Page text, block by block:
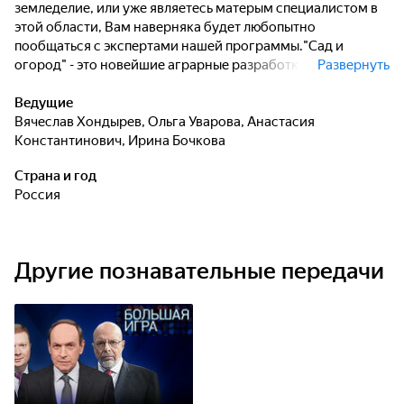
земледелие, или уже являетесь матерым специалистом в
этой области, Вам наверняка будет любопытно
пообщаться с экспертами нашей программы."Сад и
огород" - это новейшие аграрные разработки и
хитрые методы, для успешного земледелия! "Сад и
огород" - актуален круглый год!
Развернуть
Ведущие
Вячеслав Хондырев, Ольга Уварова, Анастасия
Константинович, Ирина Бочкова
Страна и год
Россия
Другие познавательные передачи